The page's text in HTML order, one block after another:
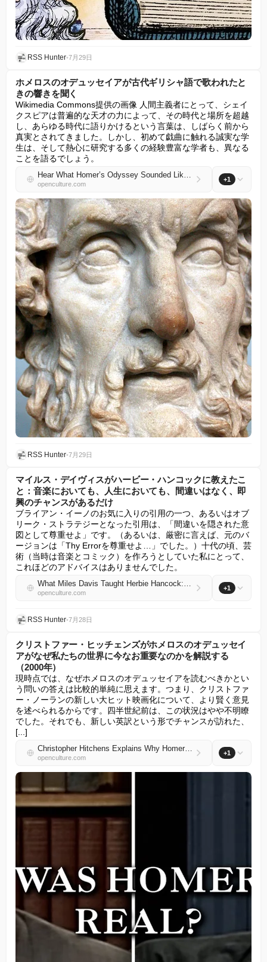
RSS Hunter•7月29日
ホメロスのオデュッセイアが古代ギリシャ語で歌われたと
きの響きを聞く
Wikimedia Commons提供の画像 人間主義者にとって、シェイ
クスピアは普遍的な天才の力によって、その時代と場所を超越
し、あらゆる時代に語りかけるという言葉は、しばらく前から
真実とされてきました。しかし、初めて戯曲に触れる誠実な学
生は、そして熱心に研究する多くの経験豊富な学者も、異なる
ことを語るでしょう。
Hear What Homer’s Odyssey Sounded Like When Sung in the Original Ancient Greek
openculture.com
+1
RSS Hunter•7月29日
マイルス・デイヴィスがハービー・ハンコックに教えたこ
と：音楽においても、人生においても、間違いはなく、即
興のチャンスがあるだけ
ブライアン・イーノのお気に入りの引用の一つ、あるいはオブ
リーク・ストラテジーとなった引用は、「間違いを隠された意
図として尊重せよ」です。（あるいは、厳密に言えば、元のバ
ージョンは「Thy Errorを尊重せよ…」でした。）十代の頃、芸
術（当時は音楽とコミック）を作ろうとしていた私にとって、
これほどのアドバイスはありませんでした。
What Miles Davis Taught Herbie Hancock: In Music, as in Life, There Are No Mistakes, Just Chances to Improvise
openculture.com
+1
RSS Hunter•7月28日
クリストファー・ヒッチェンズがホメロスのオデュッセイ
アがなぜ私たちの世界に今なお重要なのかを解説する
（2000年）
現時点では、なぜホメロスのオデュッセイアを読むべきかとい
う問いの答えは比較的単純に思えます。つまり、クリストファ
ー・ノーランの新しい大ヒット映画化について、より賢く意見
を述べられるからです。四半世紀前は、この状況はやや不明瞭
でした。それでも、新しい英訳という形でチャンスが訪れた、
[...]
Christopher Hitchens Explains Why Homer’s Odyssey Still Matters to Our World (2000)
openculture.com
+1